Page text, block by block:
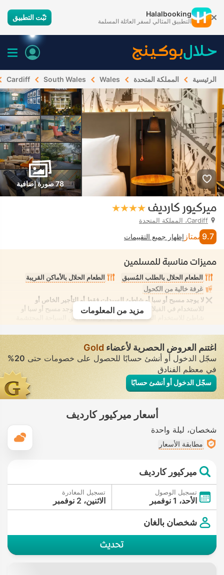
Halalbooking
التطبيق المثالي لسفر العائلة المسلمة ثبّت التطبيق
الرئيسية المملكة المتحدة Wales
South Wales
Cardiff
78 صورة إضافية
ميركيور كارديف
Cardiff، المملكة المتحدة
9.7 ممتاز إظهار جميع التقييمات
مميزات مناسبة للمسلمين
الطعام الحلال بالطلب المُسبق
الطعام الحلال بالأماكن القريبة
غرفة خالية من الكحول
لا يوجد مسبح أو سبا أو شاطئ للسيدات فقط أو للتأجير الخاص أو
للاستخدام في الفيلا/الغرفة يوفر الانعزال التام. لا يوجد مسبح أو سبا أو
شاطئ للاستخدام المُختلط يُسمح فيه بارتداء ملابس السباحة المحتشمة
مزيد من المعلومات
اغتنم العروض الحصرية لأعضاء Gold
سجّل الدخول أو أنشئ حسابًا للحصول على خصومات حتى20%
في معظم الفنادق
سجّل الدخول أو أنشئ حسابًا
أسعار ميركيور كارديف
شخصان ليلة واحدة
مطابقة الأسعار
ميركيور كارديف
تسجيل الوصول
الأحد، 1 نوفمبر
تسجيل المغادرة
الاثنين، 2 نوفمبر
شخصان بالغان
تحديث